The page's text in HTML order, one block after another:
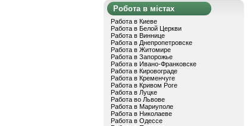
Робота в містах
Работа в Киеве
Работа в Белой Церкви
Работа в Виннице
Работа в Днепропетровске
Работа в Житомире
Работа в Запорожье
Работа в Ивано-Франковске
Работа в Кировограде
Работа в Кременчуге
Работа в Кривом Роге
Работа в Луцке
Работа во Львове
Работа в Мариуполе
Работа в Николаеве
Работа в Одессе